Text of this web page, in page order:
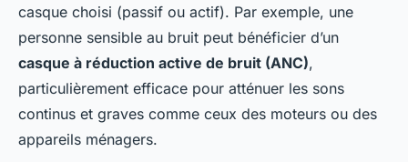
casque choisi (passif ou actif). Par exemple, une
personne sensible au bruit peut bénéficier d’un
casque à réduction active de bruit (ANC),
particulièrement efficace pour atténuer les sons
continus et graves comme ceux des moteurs ou des
appareils ménagers.